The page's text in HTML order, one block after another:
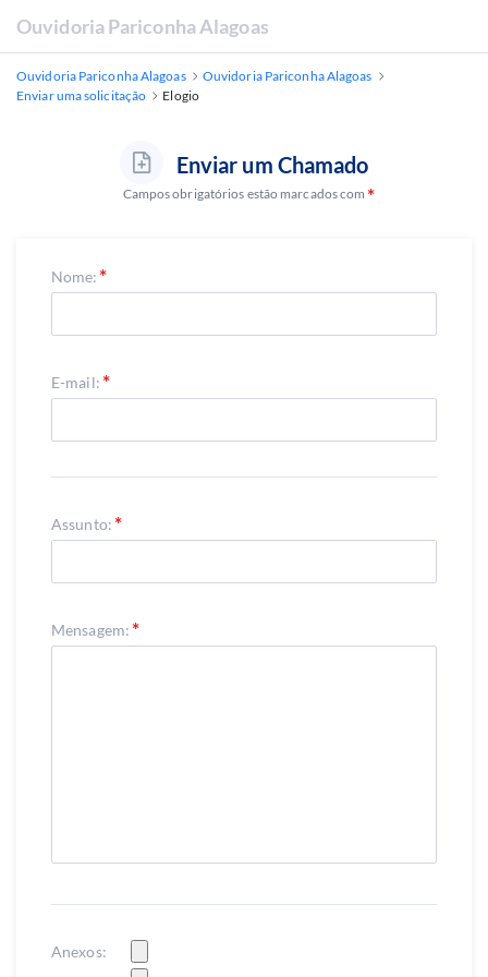
Ouvidoria Pariconha Alagoas
Ouvidoria Pariconha Alagoas
Ouvidoria Pariconha Alagoas
Enviar uma solicitação
Elogio
Enviar um Chamado
Campos obrigatórios estão marcados com
Nome:
E-mail:
Assunto:
Mensagem:
Anexos: